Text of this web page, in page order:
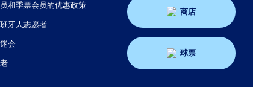
和季票会员的优惠政策
牙人志愿者
会
商店
球票